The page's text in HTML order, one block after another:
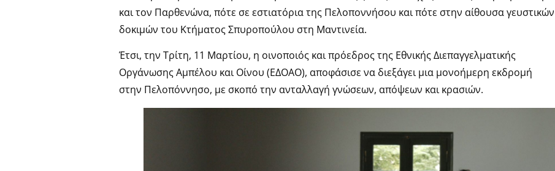
και τον Παρθενώνα, πότε σε εστιατόρια της Πελοποννήσου και πότε στην αίθουσα γευστικών
δοκιμών του Κτήματος Σπυροπούλου στη Μαντινεία.
Έτσι, την Τρίτη, 11 Μαρτίου, η οινοποιός και πρόεδρος της Εθνικής Διεπαγγελματικής
Οργάνωσης Αμπέλου και Οίνου (ΕΔΟΑΟ), αποφάσισε να διεξάγει μια μονοήμερη εκδρομή
στην Πελοπόννησο, με σκοπό την ανταλλαγή γνώσεων, απόψεων και κρασιών.